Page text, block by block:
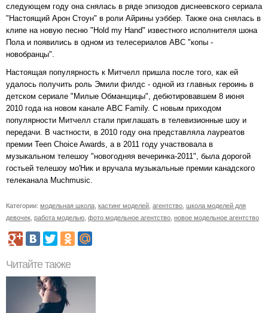
следующем году она снялась в ряде эпизодов диснеевского сериала
"Настоящий Арон Стоун" в роли Айрины уэббер. Также она снялась в
клипе на новую песню "Hold my Hand" известного исполнителя шона
Пола и появились в одном из телесериалов ABC "копы -
новобранцы".
Настоящая популярность к Митчелл пришла после того, как ей
удалось получить роль Эмили филдс - одной из главных героинь в
детском сериале "Милые Обманщицы", дебютировавшем 8 июня
2010 года на новом канале ABC Family. С новым приходом
популярности Митчелл стали приглашать в телевизионные шоу и
передачи. В частности, в 2010 году она представляла лауреатов
премии Teen Choice Awards, а в 2011 году участвовала в
музыкальном телешоу "новогодняя вечеринка-2011", была дорогой
гостьей телешоу мо'Ник и вручала музыкальные премии канадского
телеканала Muchmusic.
Категории: модельная школа кастинг моделей агентство школа моделей для
девочек работа моделью фото модельное агентство новое модельное агентство
Читайте также